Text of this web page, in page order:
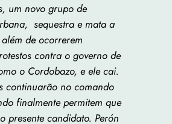
um novo grupo de
sequestra e mata a
de ocorrerem
contra o governo de
o Cordobazo, e ele cai.
continuarão no comando
finalmente permitem que
presente candidato. Perón